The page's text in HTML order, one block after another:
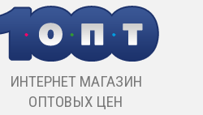
ИНТЕРНЕТ МАГАЗИН
ОПТОВЫХ ЦЕН